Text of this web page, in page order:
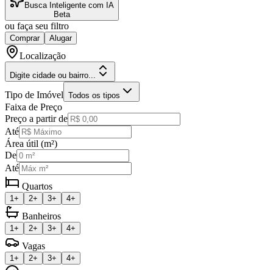
Busca Inteligente com IA
Beta
ou faça seu filtro
Comprar Alugar
Localização
Digite cidade ou bairro...
Tipo de Imóvel Todos os tipos
Faixa de Preço
Preço a partir de
Até
Área útil (m²)
De
Até
Quartos
1+ 2+ 3+ 4+
Banheiros
1+ 2+ 3+ 4+
Vagas
1+ 2+ 3+ 4+